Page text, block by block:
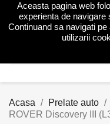
Acasa Prelate auto
ROVER Discovery III
Aceasta pagina web
experienta de navigare
Continuand sa navigati
utilizarii